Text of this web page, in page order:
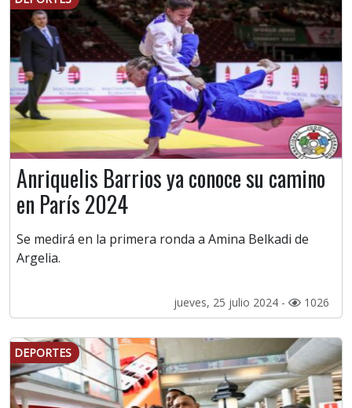
Anriquelis Barrios ya conoce su camino
en París 2024
Se medirá en la primera ronda a Amina Belkadi de
Argelia.
jueves, 25 julio 2024 - 1026
DEPORTES